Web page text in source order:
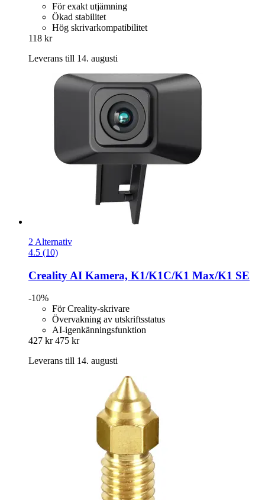
För exakt utjämning
Ökad stabilitet
Hög skrivarkompatibilitet
118 kr
Leverans till 14. augusti
2 Alternativ
4.5 (10)
Creality AI Kamera, K1/K1C/K1 Max/K1 SE
-10%
För Creality-skrivare
Övervakning av utskriftsstatus
AI-igenkänningsfunktion
427 kr 475 kr
Leverans till 14. augusti